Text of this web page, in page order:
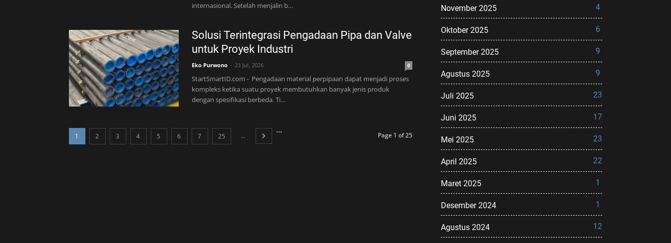
internasional. Setelah menjalin b…
Solusi Terintegrasi Pengadaan Pipa dan Valve
untuk Proyek Industri
Eko Purwono 23 Jul, 2026 0
StartSmartID.com - Pengadaan material perpipaan dapat menjadi proses
kompleks ketika suatu proyek membutuhkan banyak jenis produk
dengan spesifikasi berbeda. Ti…
Page 1 of 25
1 2 3 4 5 6 7
...
25 ...
November 2025 4
Oktober 2025 6
September 2025 9
Agustus 2025 9
Juli 2025 23
Juni 2025 17
Mei 2025 23
April 2025 22
Maret 2025 1
Desember 2024 1
Agustus 2024 12